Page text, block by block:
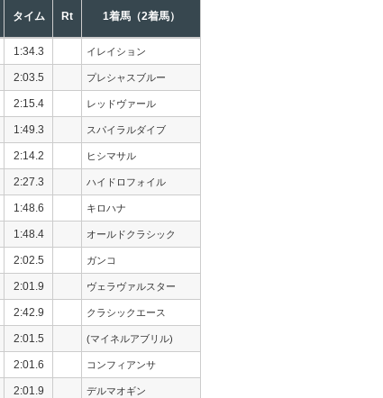
タイム Rt 1着馬（2着馬）
1:34.3 イレイション
2:03.5 プレシャスブルー
2:15.4 レッドヴァール
1:49.3 スパイラルダイブ
2:14.2 ヒシマサル
2:27.3 ハイドロフォイル
1:48.6 キロハナ
1:48.4 オールドクラシック
2:02.5 ガンコ
2:01.9 ヴェラヴァルスター
2:42.9 クラシックエース
2:01.5 (マイネルアブリル)
2:01.6 コンフィアンサ
2:01.9 デルマオギン